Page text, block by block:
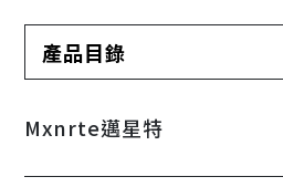
產品目錄
Mxnrte邁星特